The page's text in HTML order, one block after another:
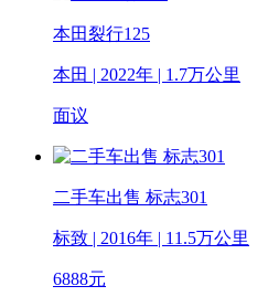
本田裂行125
本田 | 2022年 | 1.7万公里
面议
二手车出售 标志301
标致 | 2016年 | 11.5万公里
6888元